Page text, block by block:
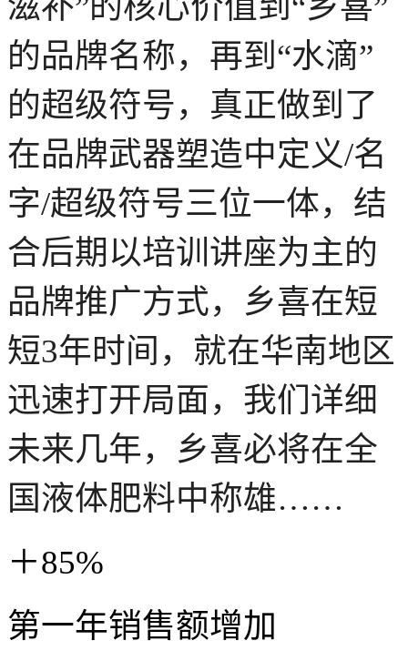
的品牌名称，再到“水滴”
的超级符号，真正做到了
在品牌武器塑造中定义/名
字/超级符号三位一体，结
合后期以培训讲座为主的
品牌推广方式，乡喜在短
短3年时间，就在华南地区
迅速打开局面，我们详细
未来几年，乡喜必将在全
国液体肥料中称雄……
＋85%
第一年销售额增加